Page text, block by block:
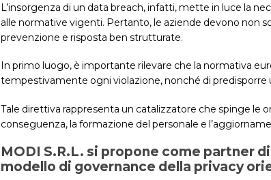
L’insorgenza di un data breach, infatti, mette in luce la
alle normative vigenti. Pertanto, le aziende devono non
prevenzione e risposta ben strutturate.
In primo luogo, è importante rilevare che la normativa
tempestivamente ogni violazione, nonché di predisporre
Tale direttiva rappresenta un catalizzatore che spinge le
conseguenza, la formazione del personale e
MODI S.R.L. si propone come partner
modello di governance della privacy